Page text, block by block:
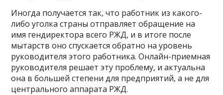
Иногда получается так, что работник из какого-
либо уголка страны отправляет обращение на
имя гендиректора всего РЖД, и в итоге после
мытарств оно спускается обратно на уровень
руководителя этого работника. Онлайн-приемная
руководителя решает эту проблему, и актуальна
она в большей степени для предприятий, а не для
центрального аппарата РЖД.